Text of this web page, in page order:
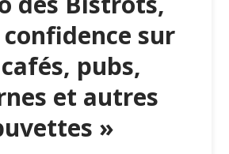
sur
pubs,
et autres
»